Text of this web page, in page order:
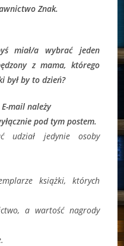
Znak.
miał/a wybrać jeden
z mama, którego
był by to dzień?
mail należy
pod tym postem.
udział jedynie osoby
książki, których
a wartość nagrody